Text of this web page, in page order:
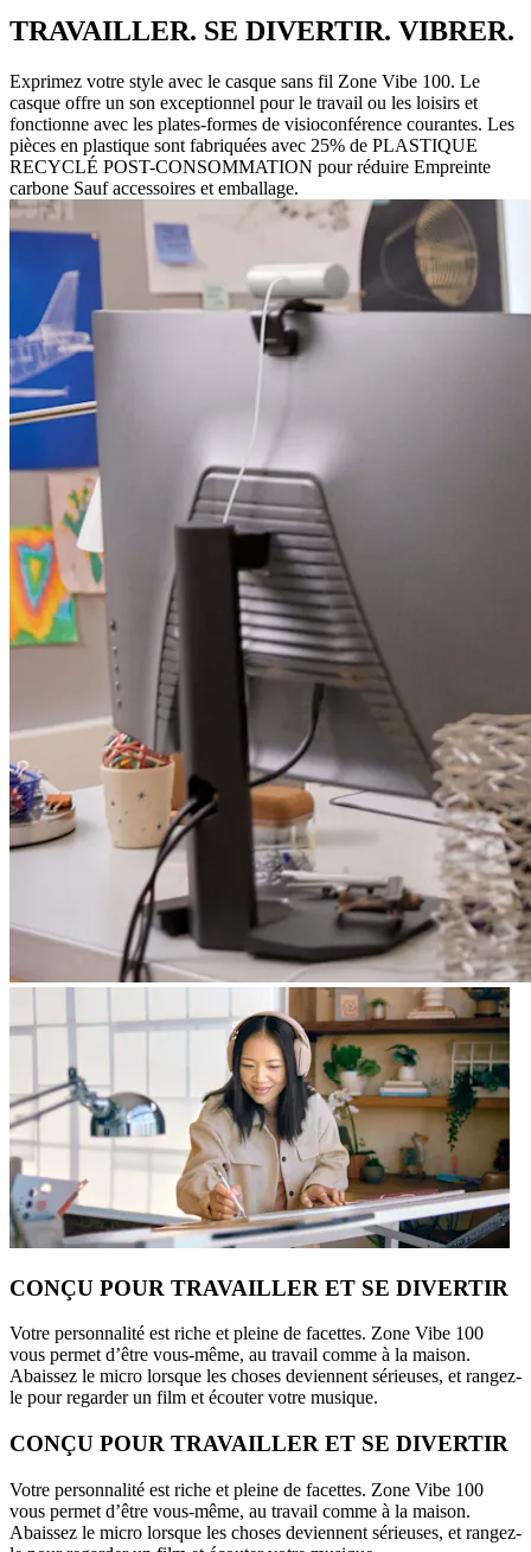
TRAVAILLER. SE DIVERTIR. VIBRER.
Exprimez votre style avec le casque sans fil Zone Vibe 100. Le
casque offre un son exceptionnel pour le travail ou les loisirs et
fonctionne avec les plates-formes de visioconférence courantes. Les
pièces en plastique sont fabriquées avec 25% de PLASTIQUE
RECYCLÉ POST-CONSOMMATION pour réduire Empreinte
carbone Sauf accessoires et emballage.
CONÇU POUR TRAVAILLER ET SE DIVERTIR
Votre personnalité est riche et pleine de facettes. Zone Vibe 100
vous permet d’être vous-même, au travail comme à la maison.
Abaissez le micro lorsque les choses deviennent sérieuses, et rangez-
le pour regarder un film et écouter votre musique.
CONÇU POUR TRAVAILLER ET SE DIVERTIR
Votre personnalité est riche et pleine de facettes. Zone Vibe 100
vous permet d’être vous-même, au travail comme à la maison.
Abaissez le micro lorsque les choses deviennent sérieuses, et rangez-